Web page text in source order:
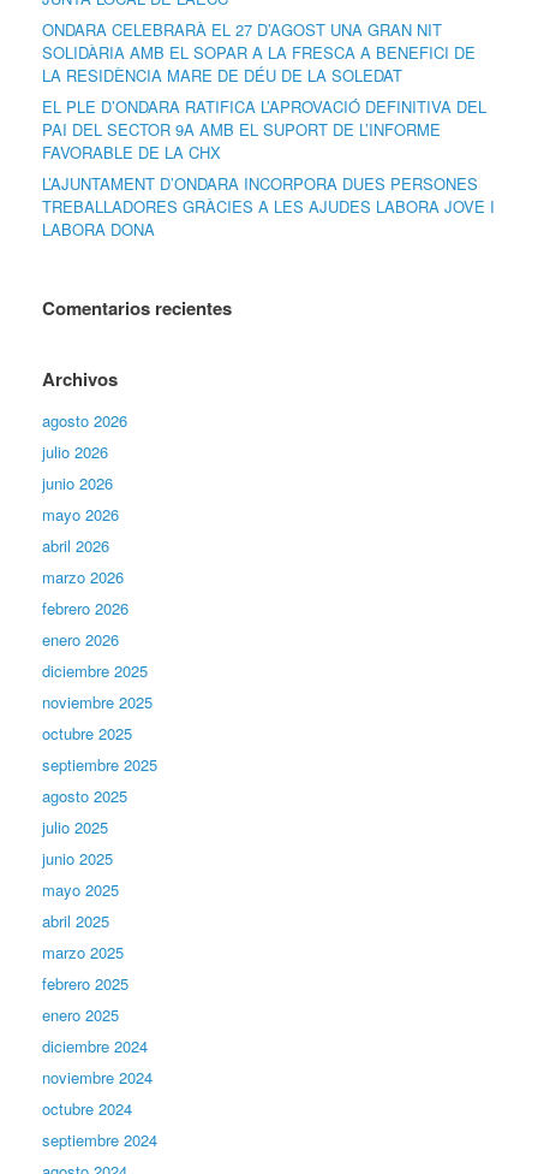
ONDARA CELEBRARÀ EL 27 D’AGOST UNA GRAN NIT
SOLIDÀRIA AMB EL SOPAR A LA FRESCA A BENEFICI DE
LA RESIDÈNCIA MARE DE DÉU DE LA SOLEDAT
EL PLE D’ONDARA RATIFICA L’APROVACIÓ DEFINITIVA DEL
PAI DEL SECTOR 9A AMB EL SUPORT DE L’INFORME
FAVORABLE DE LA CHX
L’AJUNTAMENT D’ONDARA INCORPORA DUES PERSONES
TREBALLADORES GRÀCIES A LES AJUDES LABORA JOVE I
LABORA DONA
Comentarios recientes
Archivos
agosto 2026
julio 2026
junio 2026
mayo 2026
abril 2026
marzo 2026
febrero 2026
enero 2026
diciembre 2025
noviembre 2025
octubre 2025
septiembre 2025
agosto 2025
julio 2025
junio 2025
mayo 2025
abril 2025
marzo 2025
febrero 2025
enero 2025
diciembre 2024
noviembre 2024
octubre 2024
septiembre 2024